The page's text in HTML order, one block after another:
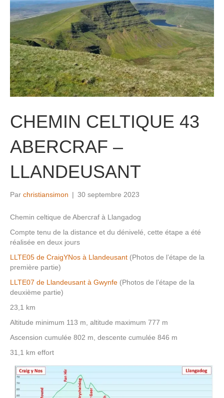
CHEMIN CELTIQUE 43
ABERCRAF –
LLANDEUSANT
Par christiansimon | 30 septembre 2023
Chemin celtique de Abercraf à Llangadog
Compte tenu de la distance et du dénivelé, cette étape a été
réalisée en deux jours
LLTE05 de CraigYNos à Llandeusant (Photos de l’étape de la
première partie)
LLTE07 de Llandeusant à Gwynfe (Photos de l’étape de la
deuxième partie)
23,1 km
Altitude minimum 113 m, altitude maximum 777 m
Ascension cumulée 802 m, descente cumulée 846 m
31,1 km effort